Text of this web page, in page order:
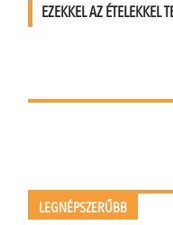
EZEKKEL AZ ÉTELEKKEL
LEGNÉPSZERŰBB